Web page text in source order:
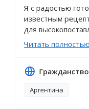
Я с радостью
известным
для
Президента
активное
также буду рад
Читать полностью
Гражданство
Аргентина